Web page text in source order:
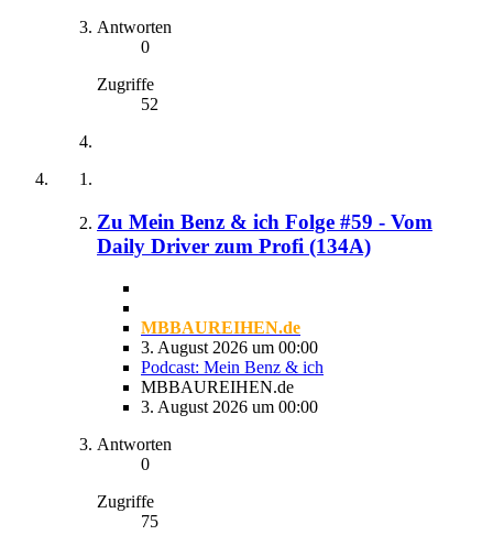
Antworten
0
Zugriffe
52
Zu Mein Benz & ich Folge #59 - Vom
Daily Driver zum Profi (134A)
MBBAUREIHEN.de
3. August 2026 um 00:00
Podcast: Mein Benz & ich
MBBAUREIHEN.de
3. August 2026 um 00:00
Antworten
0
Zugriffe
75